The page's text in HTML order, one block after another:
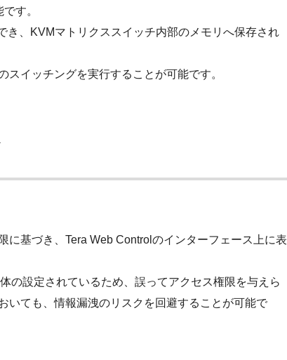
す。
、KVMマトリクススイッチ内部のメモリへ保存され
イッチングを実行することが可能です。
基づき、Tera Web Controlのインターフェース上に表
の設定されているため、誤ってアクセス権限を与えら
いても、情報漏洩のリスクを回避することが可能で